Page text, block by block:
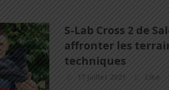
S-Lab Cross 2 de
affronter les
techniques
17 juillet 2021 Like